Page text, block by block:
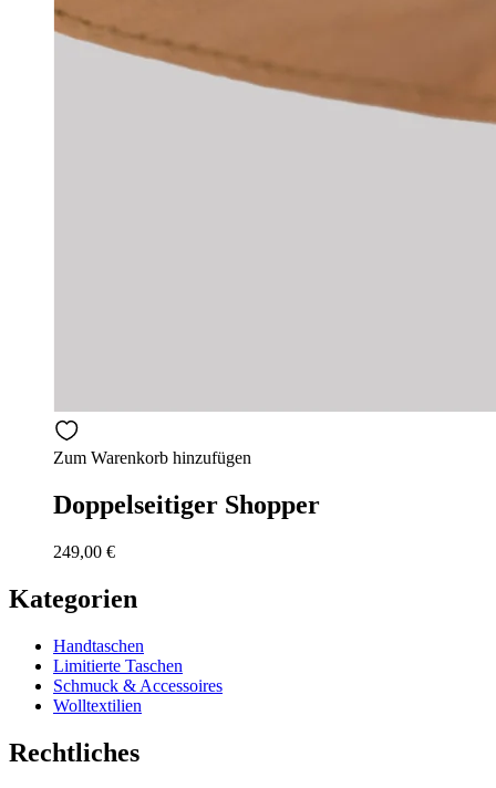
Zum Warenkorb hinzufügen
Doppelseitiger Shopper
249,00 €
Kategorien
Handtaschen
Limitierte Taschen
Schmuck & Accessoires
Wolltextilien
Rechtliches